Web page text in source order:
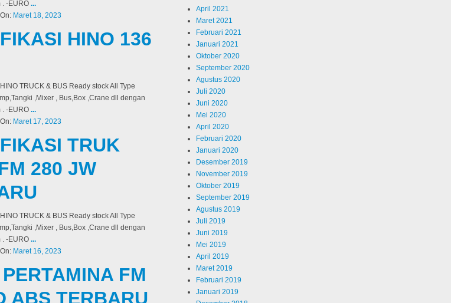
. -EURO ...
On: Maret 18, 2023
HINO 136
TRUCK & BUS Ready stock All Type
,Mixer , Bus,Box ,Crane dll dengan
. -EURO ...
On: Maret 17, 2023
TRUK
280 JW
TRUCK & BUS Ready stock All Type
,Mixer , Bus,Box ,Crane dll dengan
. -EURO ...
On: Maret 16, 2023
FM
ABS TERBARU
April 2021
Maret 2021
Februari 2021
Januari 2021
Oktober 2020
September 2020
Agustus 2020
Juli 2020
Juni 2020
Mei 2020
April 2020
Februari 2020
Januari 2020
Desember 2019
November 2019
Oktober 2019
September 2019
Agustus 2019
Juli 2019
Juni 2019
Mei 2019
April 2019
Maret 2019
Februari 2019
Januari 2019